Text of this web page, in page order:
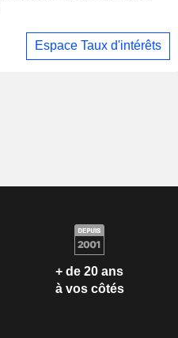
Espace Taux d'intérêts
+ de 20 ans
à vos côtés